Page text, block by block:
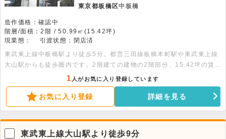
東京都板橋区中板橋
造作価格：確認中
階層/面積：2階 / 50.99㎡(15.42坪)
現業態：
引渡状態：閉店済
東武東上線中板橋駅より徒歩5分。都営三田線板橋本町駅や東武東上線
大山駅からも徒歩圏内です。2階建ての建物の2階部分、15.42坪の賃貸
アパートです。事務所・倉庫・住居利用相談可能です。エアコン・瞬間
湯沸かし器は残置物となります。
1 人がお気に入り登録しています
お気に入り登録 詳細を見る
東武東上線大山駅より徒歩9分